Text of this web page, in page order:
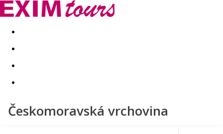
Akční nabídky Last minute
Českomoravská vrchovina